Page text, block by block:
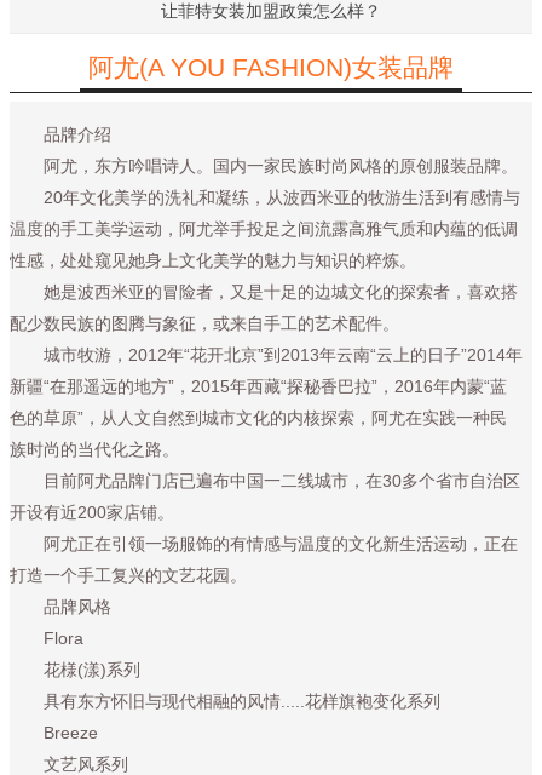
让菲特女装加盟政策怎么样？
阿尤(A YOU FASHION)女装品牌
品牌介绍
阿尤，东方吟唱诗人。国内一家民族时尚风格的原创服装品牌。
20年文化美学的洗礼和凝练，从波西米亚的牧游生活到有感情与
温度的手工美学运动，阿尤举手投足之间流露高雅气质和内蕴的低调
性感，处处窥见她身上文化美学的魅力与知识的粹炼。
她是波西米亚的冒险者，又是十足的边城文化的探索者，喜欢搭
配少数民族的图腾与象征，或来自手工的艺术配件。
城市牧游，2012年“花开北京”到2013年云南“云上的日子”2014年
新疆“在那遥远的地方”，2015年西藏“探秘香巴拉”，2016年内蒙“蓝
色的草原”，从人文自然到城市文化的内核探索，阿尤在实践一种民
族时尚的当代化之路。
目前阿尤品牌门店已遍布中国一二线城市，在30多个省市自治区
开设有近200家店铺。
阿尤正在引领一场服饰的有情感与温度的文化新生活运动，正在
打造一个手工复兴的文艺花园。
品牌风格
Flora
花様(漾)系列
具有东方怀旧与现代相融的风情.....花样旗袍变化系列
Breeze
文艺风系列